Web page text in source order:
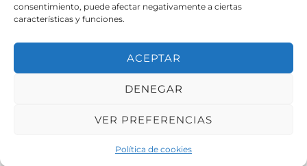
consentimiento, puede afectar negativamente a ciertas
características y funciones.
ACEPTAR
DENEGAR
VER PREFERENCIAS
Política de cookies
Fuerteventura
La Gomera